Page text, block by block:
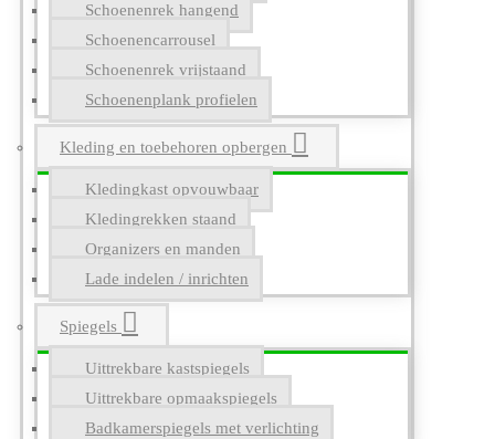
Schoenenrek hangend
Schoenencarrousel
Schoenenrek vrijstaand
Schoenenplank profielen
Kleding en toebehoren opbergen
Kledingkast opvouwbaar
Kledingrekken staand
Organizers en manden
Lade indelen / inrichten
Spiegels
Uittrekbare kastspiegels
Uittrekbare opmaakspiegels
Badkamerspiegels met verlichting